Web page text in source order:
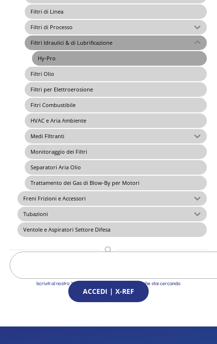
Filtri di Linea
Filtri di Processo
Filtri Idraulici & di Lubrificazione
Hy-Pro
Filtri Olio
Filtri per Elettroerosione
Fitri Combustibile
HVAC e Aria Ambiente
Medi FIltranti
Monitoraggio dei Filtri
Separatori Aria Olio
Trattamento dei Gas di Blow-By per Motori
Freni Frizioni e Accessori
Tubazioni
Ventole e Aspiratori Settore Difesa
Iscriviti al nostro X-Ref Service e trova le Soluzioni che stai cercando
ACCEDI | X-REF